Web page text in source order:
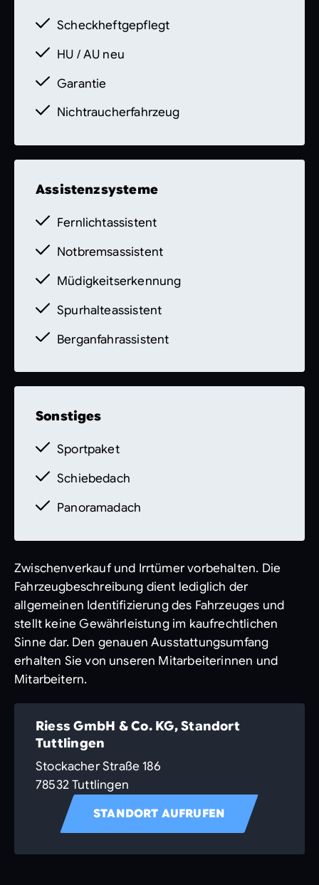
Identifizierung des Fahrzeuges und stellt
keine Gewährleistung im kaufrechtlichen
Ausstattungsumfang erhalten Sie von unser
Scheckheftgepflegt
HU / AU neu
Garantie
Nichtraucherfahrzeug
Assistenzsysteme
Fernlichtassistent
Notbremsassistent
Müdigkeitserkennung
Spurhalteassistent
Berganfahrassistent
Sonstiges
Sportpaket
Schiebedach
Panoramadach
Zwischenverkauf und Irrtümer vorbehalten. Die
Fahrzeugbeschreibung dient lediglich der
allgemeinen Identifizierung des Fahrzeuges und
stellt keine Gewährleistung im kaufrechtlichen
Sinne dar. Den genauen Ausstattungsumfang
erhalten Sie von unseren Mitarbeiterinnen und
Mitarbeitern.
Riess GmbH & Co. KG, Standort
Tuttlingen
Stockacher Straße 186
78532 Tuttlingen
STANDORT AUFRUFEN